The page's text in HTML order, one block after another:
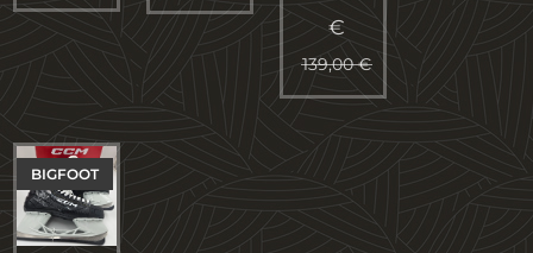
€
139,00€
BIGFOOT